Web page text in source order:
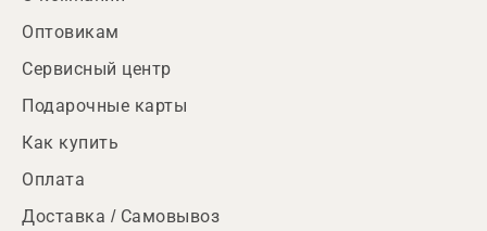
Оптовикам
Сервисный центр
Подарочные карты
Как купить
Оплата
Доставка / Самовывоз